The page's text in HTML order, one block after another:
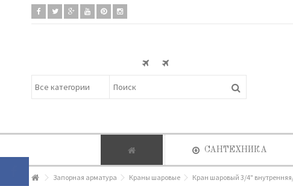
САНТЕХНИКА
Запорная арматура Краны шаровые Кран шаровый 3/4"